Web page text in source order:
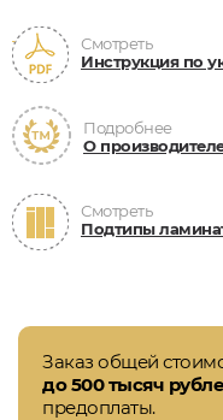
Смотреть
Инструкция по
Подробнее
О
Смотреть
Подтипы
Заказ общей
до 500 тысяч
предоплаты.